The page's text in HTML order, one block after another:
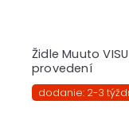
Židle Muuto
provedení
dodanie: 2-3